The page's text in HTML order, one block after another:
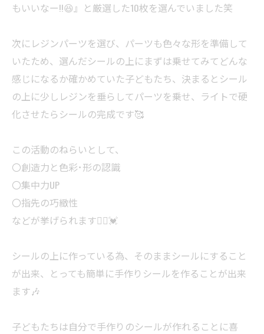
もいいなー!!😆』と厳選した10枚を選んでいました笑
次にレジンパーツを選び、パーツも色々な形を準備して
いたため、選んだシールの上にまずは乗せてみてどんな
感じになるか確かめていた子どもたち、決まるとシール
の上に少しレジンを垂らしてパーツを乗せ、ライトで硬
化させたらシールの完成です🥰
この活動のねらいとして、
〇創造力と色彩･形の認識
〇集中力UP
〇指先の巧緻性
などが挙げられます🙋‍♀️💓
シールの上に作っている為、そのままシールにすること
が出来、とっても簡単に手作りシールを作ることが出来
ます🎶
子どもたちは自分で手作りのシールが作れることに喜